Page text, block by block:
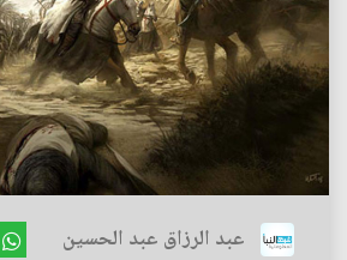
عبد الرزاق عبد الحسين